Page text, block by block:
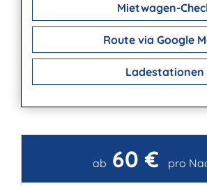
Mietwagen-
Route via Google
Ladestationen
Kontakt
ab 60 € pro